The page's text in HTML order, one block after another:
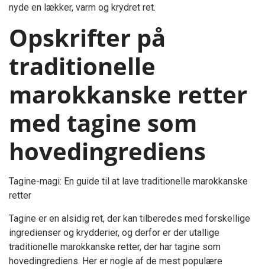
nyde en lækker, varm og krydret ret.
Opskrifter på
traditionelle
marokkanske retter
med tagine som
hovedingrediens
Tagine-magi: En guide til at lave traditionelle marokkanske
retter
Tagine er en alsidig ret, der kan tilberedes med forskellige
ingredienser og krydderier, og derfor er der utallige
traditionelle marokkanske retter, der har tagine som
hovedingrediens. Her er nogle af de mest populære